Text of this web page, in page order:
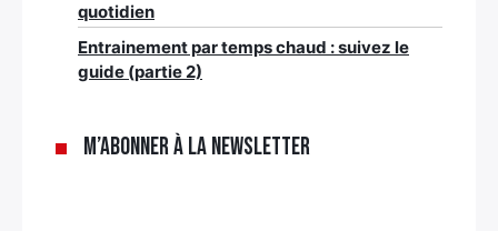
quotidien
Entrainement par temps chaud : suivez le
guide (partie 2)
M’abonner à la newsletter